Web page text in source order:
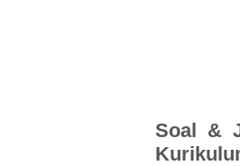
Soal &